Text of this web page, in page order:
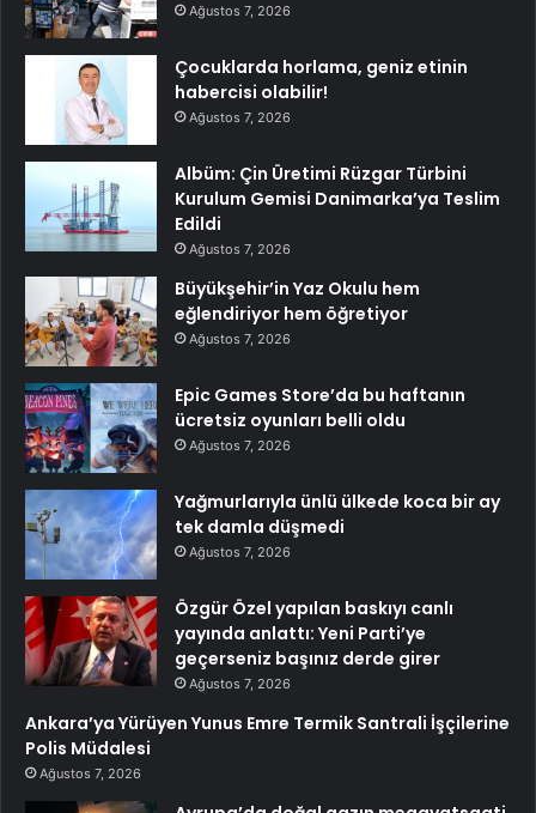
Ağustos 7, 2026
Çocuklarda horlama, geniz etinin
habercisi olabilir!
Ağustos 7, 2026
Albüm: Çin Üretimi Rüzgar Türbini
Kurulum Gemisi Danimarka’ya Teslim
Edildi
Ağustos 7, 2026
Büyükşehir’in Yaz Okulu hem
eğlendiriyor hem öğretiyor
Ağustos 7, 2026
Epic Games Store’da bu haftanın
ücretsiz oyunları belli oldu
Ağustos 7, 2026
Yağmurlarıyla ünlü ülkede koca bir ay
tek damla düşmedi
Ağustos 7, 2026
Özgür Özel yapılan baskıyı canlı
yayında anlattı: Yeni Parti’ye
geçerseniz başınız derde girer
Ağustos 7, 2026
Ankara’ya Yürüyen Yunus Emre Termik Santrali İşçilerine
Polis Müdalesi
Ağustos 7, 2026